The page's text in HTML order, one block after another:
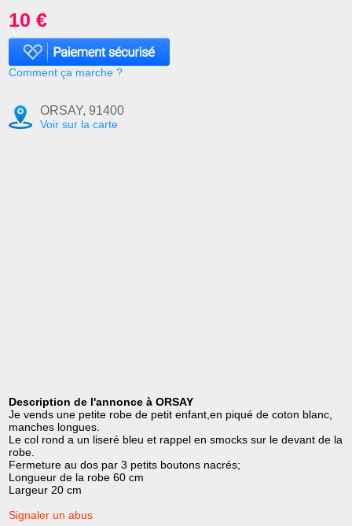
10 €
Comment ça marche ?
ORSAY, 91400
Voir sur la carte
Description de l'annonce à ORSAY
Je vends une petite robe de petit enfant,en piqué de coton blanc,
manches longues.
Le col rond a un liseré bleu et rappel en smocks sur le devant de la
robe.
Fermeture au dos par 3 petits boutons nacrés;
Longueur de la robe 60 cm
Largeur 20 cm
Signaler un abus